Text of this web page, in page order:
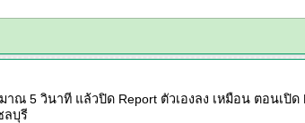
5 วินาที แล้วปิด Report ตัวเองลง เหมือน ตอนเปิด
ลบุรี